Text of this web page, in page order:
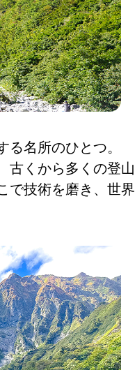
名所のひとつ。
古くから多くの登
で技術を磨き、世